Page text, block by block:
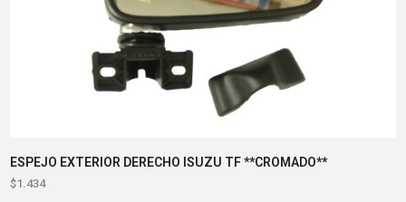
ESPEJO EXTERIOR DERECHO ISUZU TF **CROMADO**
$1.434